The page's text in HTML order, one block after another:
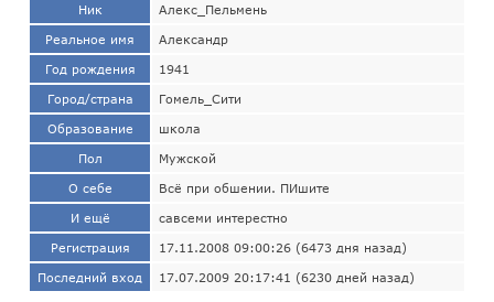
Ник Алекс_Пельмень
Реальное имя Александр
Год рождения 1941
Город/страна Гомель_Сити
Образование школа
Пол Мужской
О себе Всё при обшении. ПИшите
И ещё савсеми интерестно
Регистрация 17.11.2008 09:00:26 (6473 дня назад)
Последний вход 17.07.2009 20:17:41 (6230 дней назад)